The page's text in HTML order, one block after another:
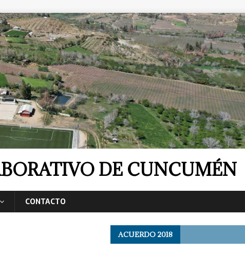
DE CUNCUMÉN
CONTACTO
ACUERDO 2018